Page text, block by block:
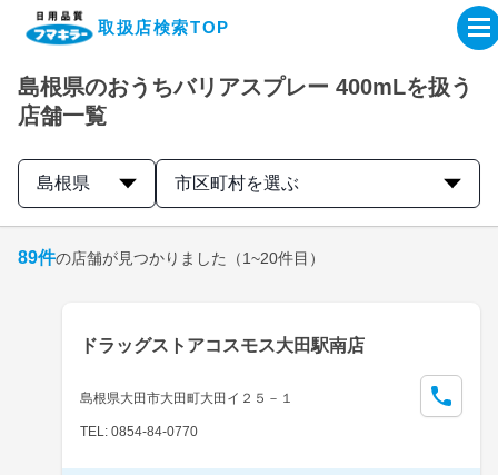
取扱店検索TOP
企業・IR情報サイト
製品情報サイト
取扱店検索はこちら
島根県のおうちバリアスプレー 400mLを扱う
店舗一覧
島根県 市区町村を選ぶ
89件の店舗が見つかりました （1~20件目）
ドラッグストアコスモス大田駅南店
島根県大田市大田町大田イ２５－１
TEL: 0854-84-0770